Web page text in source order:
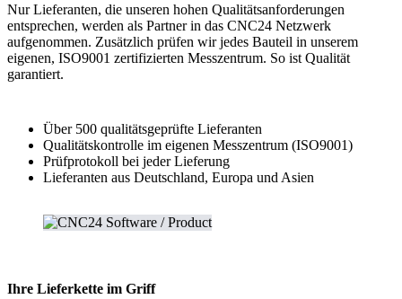
Nur Lieferanten, die unseren hohen Qualitätsanforderungen
entsprechen, werden als Partner in das CNC24 Netzwerk
aufgenommen. Zusätzlich prüfen wir jedes Bauteil in unserem
eigenen, ISO9001 zertifizierten Messzentrum. So ist Qualität
garantiert.
Über 500 qualitätsgeprüfte Lieferanten
Qualitätskontrolle im eigenen Messzentrum (ISO9001)
Prüfprotokoll bei jeder Lieferung
Lieferanten aus Deutschland, Europa und Asien
Ihre Lieferkette im Griff